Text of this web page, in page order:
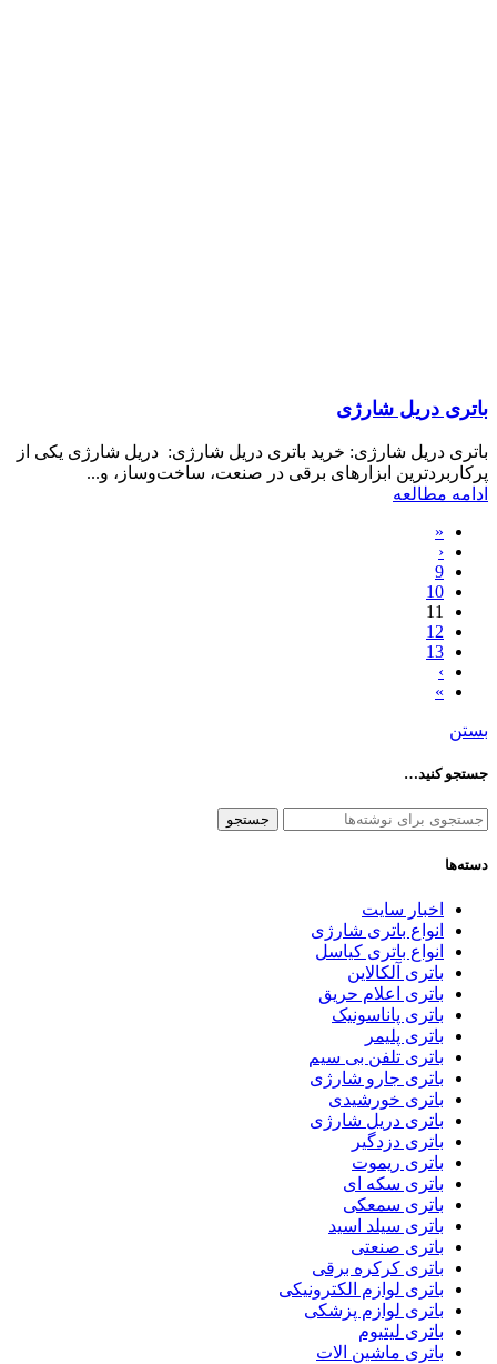
باتری دریل شارژی
باتری دریل شارژی: خرید باتری دریل شارژی: دریل شارژی یکی از
پرکاربردترین ابزارهای برقی در صنعت، ساخت‌وساز، و...
ادامه مطالعه
«
‹
9
10
11
12
13
›
»
بستن
جستجو کنید…
جستجو
دسته‌ها
اخبار سایت
انواع باتری شارژی
انواع باتری کیاسل
باتری آلکالاین
باتری اعلام حریق
باتری پاناسونیک
باتری پلیمر
باتری تلفن بی سیم
باتری جارو شارژی
باتری خورشیدی
باتری دریل شارژی
باتری دزدگیر
باتری ریموت
باتری سکه ای
باتری سمعکی
باتری سیلد اسید
باتری صنعتی
باتری کرکره برقی
باتری لوازم الکترونیکی
باتری لوازم پزشکی
باتری لیتیوم
باتری ماشین الات